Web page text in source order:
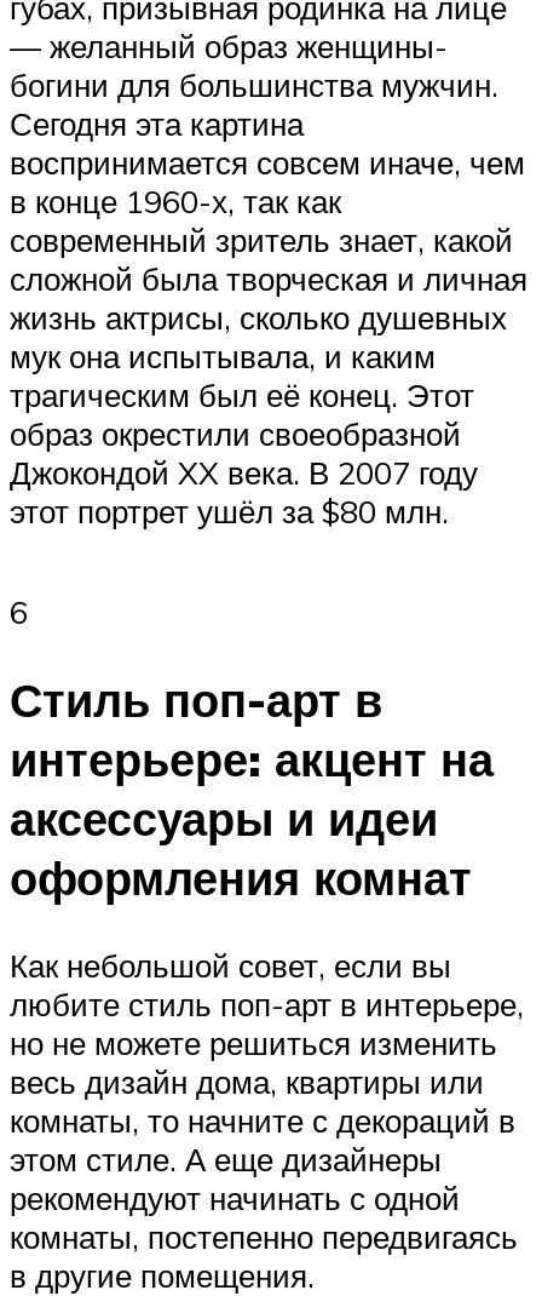
— желанный образ женщины-
богини для большинства мужчин.
Сегодня эта картина
воспринимается совсем иначе, чем
в конце 1960-х, так как
современный зритель знает, какой
сложной была творческая и личная
жизнь актрисы, сколько душевных
мук она испытывала, и каким
трагическим был её конец. Этот
образ окрестили своеобразной
Джокондой XX века. В 2007 году
этот портрет ушёл за $80 млн.
6
Стиль поп-арт в
интерьере: акцент на
аксессуары и идеи
оформления комнат
Как небольшой совет, если вы
любите стиль поп-арт в интерьере,
но не можете решиться изменить
весь дизайн дома, квартиры или
комнаты, то начните с декораций в
этом стиле. А еще дизайнеры
рекомендуют начинать с одной
комнаты, постепенно передвигаясь
в другие помещения.